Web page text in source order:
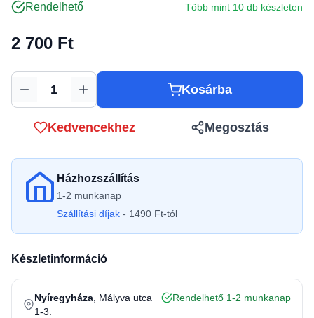
Rendelhető Több mint 10 db készleten
2 700 Ft
Mennyiség Kosárba
Kedvencekhez Megosztás
Házhozszállítás
1-2 munkanap
Szállítási díjak - 1490 Ft-tól
Készletinformáció
Nyíregyháza , Mályva utca
1-3.
Rendelhető 1-2 munkanap